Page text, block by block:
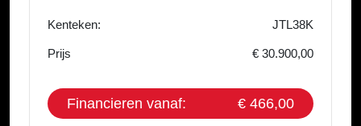
Kenteken: JTL38K
Prijs € 30.900,00
Financieren vanaf: € 466,00